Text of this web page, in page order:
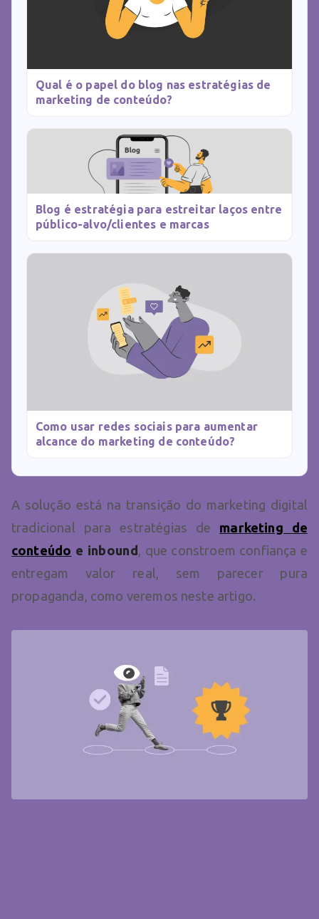
Qual é o papel do blog nas estratégias de
marketing de conteúdo?
Blog é estratégia para estreitar laços entre
público-alvo/clientes e marcas
Como usar redes sociais para aumentar
alcance do marketing de conteúdo?
A solução está na transição do marketing digital
tradicional para estratégias de marketing de
conteúdo e inbound , que constroem confiança e
entregam valor real, sem parecer pura
propaganda, como veremos neste artigo.